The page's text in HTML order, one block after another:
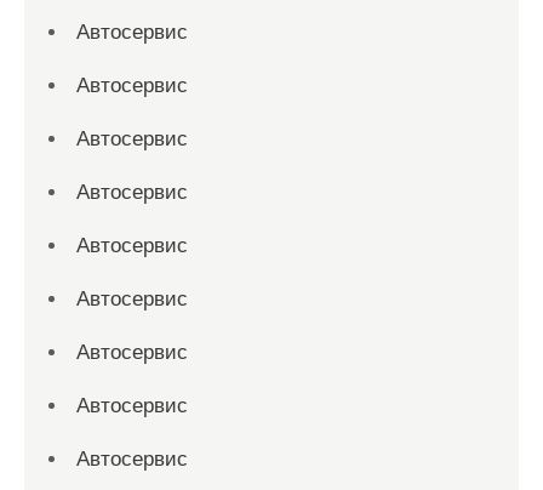
Автосервис
Автосервис
Автосервис
Автосервис
Автосервис
Автосервис
Автосервис
Автосервис
Автосервис